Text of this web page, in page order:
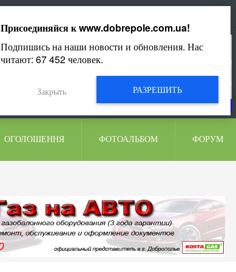
ОГОЛОШЕННЯ ФОТОАЛЬБОМ ФОРУМ
Присоединяйся кwww.dobrepole.com.ua!
Подпишись на наши новости и обновления. Нас
читают: 67 452человек.
РАЗРЕШИТЬ
Закрыть